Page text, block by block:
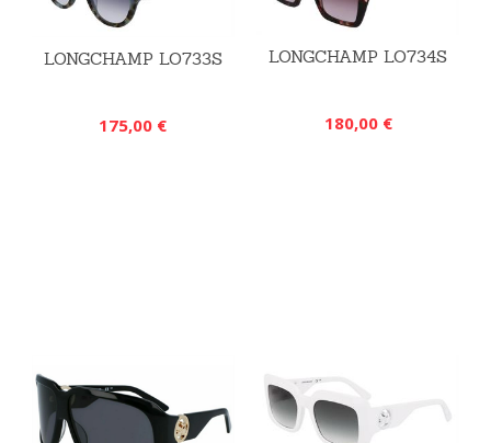
LONGCHAMP LO733S
175,00 €
LONGCHAMP LO734S
180,00 €